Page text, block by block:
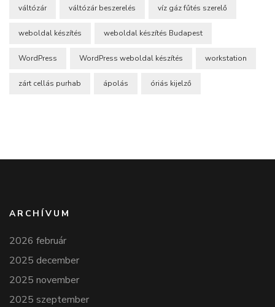
váltózár váltózár beszerelés víz gáz fűtés szerelő
weboldal készítés weboldal készítés Budapest
WordPress WordPress weboldal készítés workstation
zárt cellás purhab ápolás óriás kijelző
ARCHÍVUM
2026 február
2025 december
2025 november
2025 szeptember